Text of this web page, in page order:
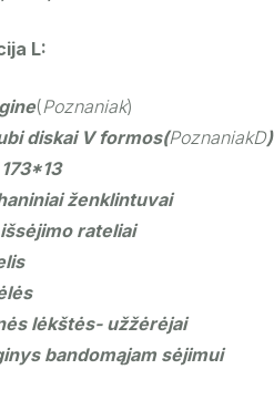
L:
(Poznaniak)
diskai V formos(PoznaniakD)
ženklintuvai
rateliai
lėkštės- užžėrėjai
bandomąjam sėjimui